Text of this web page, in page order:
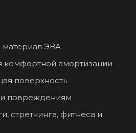
материал ЭВА
комфортной амортизации
поверхность
и повреждениям
стретчинга, фитнеса и